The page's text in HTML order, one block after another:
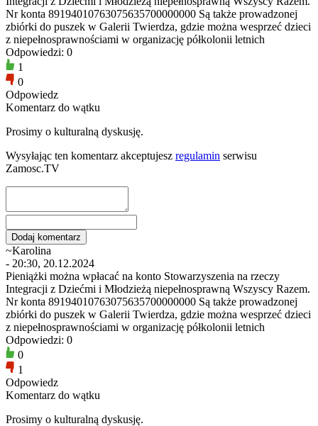
Nr konta 89194010763075635700000000 Są także prowadzonej
zbiórki do puszek w Galerii Twierdza, gdzie można wesprzeć dzieci
z niepełnosprawnościami w organizację półkolonii letnich
Odpowiedzi: 0
1
0
Odpowiedz
Komentarz do wątku
Prosimy o kulturalną dyskusję.
Wysyłając ten komentarz akceptujesz regulamin serwisu
Zamosc.TV
~Karolina
- 20:30, 20.12.2024
Pieniążki można wpłacać na konto Stowarzyszenia na rzeczy
Integracji z Dziećmi i Młodzieżą niepełnosprawną Wszyscy Razem.
Nr konta 89194010763075635700000000 Są także prowadzonej
zbiórki do puszek w Galerii Twierdza, gdzie można wesprzeć dzieci
z niepełnosprawnościami w organizację półkolonii letnich
Odpowiedzi: 0
0
1
Odpowiedz
Komentarz do wątku
Prosimy o kulturalną dyskusję.